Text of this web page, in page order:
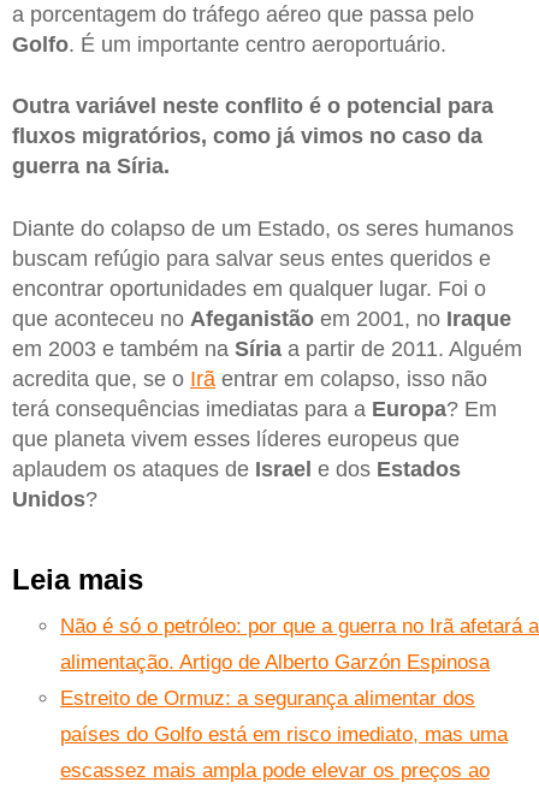
a porcentagem do tráfego aéreo que passa pelo
Golfo. É um importante centro aeroportuário.
Outra variável neste conflito é o potencial para
fluxos migratórios, como já vimos no caso da
guerra na Síria.
Diante do colapso de um Estado, os seres humanos
buscam refúgio para salvar seus entes queridos e
encontrar oportunidades em qualquer lugar. Foi o
que aconteceu no Afeganistão em 2001, no Iraque
em 2003 e também na Síria a partir de 2011. Alguém
acredita que, se o Irã entrar em colapso, isso não
terá consequências imediatas para a Europa? Em
que planeta vivem esses líderes europeus que
aplaudem os ataques de Israel e dos Estados
Unidos?
Leia mais
Não é só o petróleo: por que a guerra no Irã afetará a
alimentação. Artigo de Alberto Garzón Espinosa
Estreito de Ormuz: a segurança alimentar dos
países do Golfo está em risco imediato, mas uma
escassez mais ampla pode elevar os preços ao